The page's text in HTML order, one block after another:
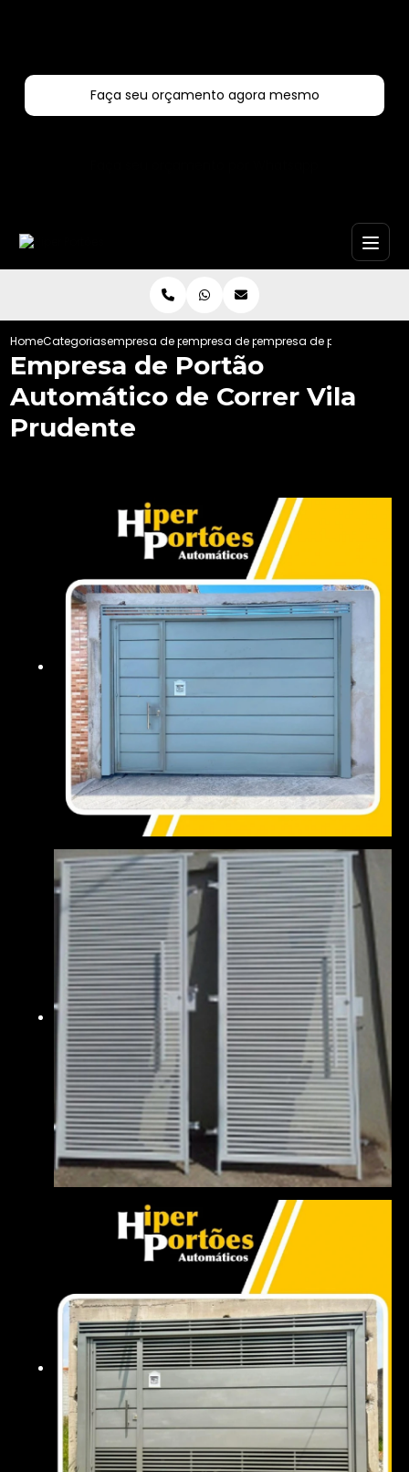
Faça seu orçamento agora mesmo
HomeCategoriasempresa de portoes automaticos
empresa de portao automatico de
empresa de portao
Empresa de Portão
Automático de Correr Vila
Prudente